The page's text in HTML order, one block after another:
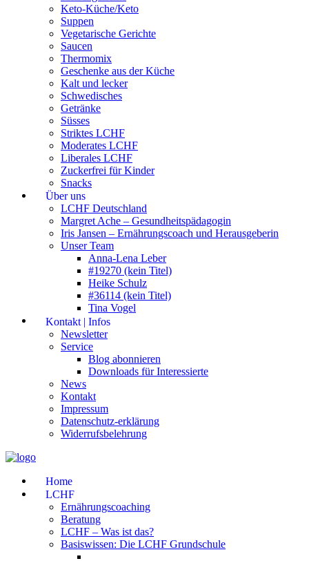
Keto-Küche/Keto
Suppen
Vegetarische Gerichte
Saucen
Thermomix
Geschenke aus der Küche
Kalt und lecker
Schwedisches
Getränke
Süsses
Striktes LCHF
Moderates LCHF
Liberales LCHF
Zuckerfrei für Kinder
Snacks
Über uns
LCHF Deutschland
Margret Ache – Gesundheitspädagogin
Iris Jansen – Ernährungscoach und Herausgeberin
Unser Team
Anna-Lena Leber
#19270 (kein Titel)
Heike Schulz
#36114 (kein Titel)
Tina Vogel
Kontakt | Infos
Newsletter
Service
Blog abonnieren
Downloads für Interessierte
News
Kontakt
Impressum
Datenschutz-erklärung
Widerrufsbelehrung
Home
LCHF
Ernährungscoaching
Beratung
LCHF – Was ist das?
Basiswissen: Die LCHF Grundschule